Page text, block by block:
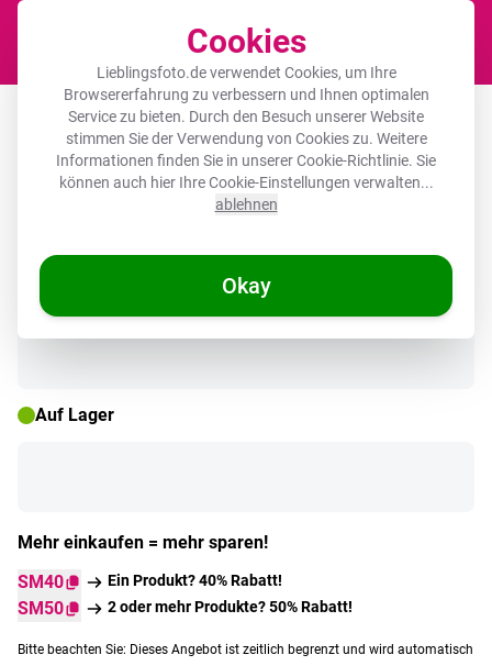
Cookies
Lieblingsfoto.de verwendet Cookies, um Ihre
Browsererfahrung zu verbessern und Ihnen optimalen
Service zu bieten. Durch den Besuch unserer Website
stimmen Sie der Verwendung von Cookies zu. Weitere
Informationen finden Sie in unsererCookie-Richtlinie. Sie
können auch hier Ihre Cookie-Einstellungen verwalten...
ablehnen
Okay
Spritzschutz Küche - Orchidee -
Transparent - Blume
🌞 SOMMERDEALS
Auf Lager
Mehr einkaufen = mehr sparen!
SM40
Ein Produkt? 40% Rabatt!
SM50 2 oder mehr Produkte? 50% Rabatt!
Bitte beachten Sie: Dieses Angebot ist zeitlich begrenzt und wird automatisch